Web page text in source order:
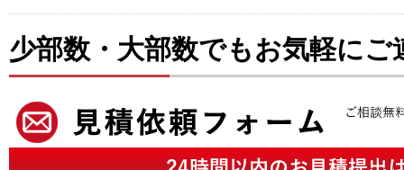
少部数・大部数でもお気軽にご